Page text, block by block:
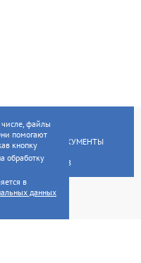
файлы
помогают
кнопку
обработку
в
данных
НАСЕЛЕНИЮ
ДОКУМЕНТЫ
АКЦИОНЕРОВ